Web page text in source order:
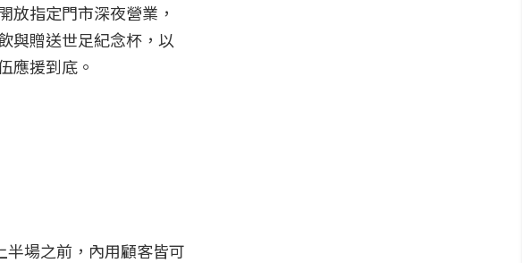
放指定門市深夜營業，
與贈送世足紀念杯，以
應援到底。
場之前，內用顧客皆可